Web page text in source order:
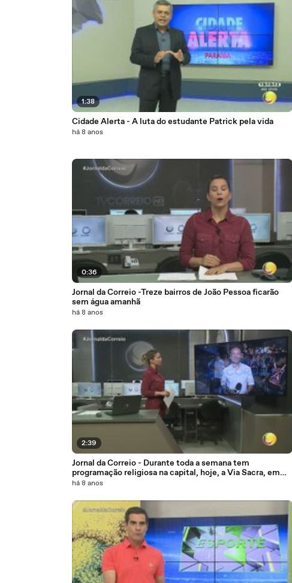
1:38
Cidade Alerta - A luta do estudante Patrick pela vida
há 8 anos
0:36
Jornal da Correio -Treze bairros de João Pessoa ficarão
sem água amanhã
há 8 anos
2:39
Jornal da Correio - Durante toda a semana tem
programação religiosa na capital, hoje, a Via Sacra, em
Tambaú
há 8 anos